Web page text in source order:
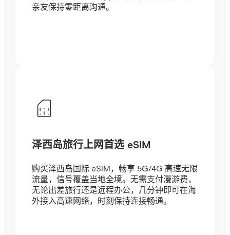
亲友保持零距离沟通。
泽西岛旅行上网首选 eSIM
购买泽西岛国际 eSIM，畅享 5G/4G 高速无限
流量，信号覆盖当地全境。无需支付漫游费，
无论出差旅行还是远程办公，几分钟即可在海
外接入高速网络，时刻保持连接畅通。